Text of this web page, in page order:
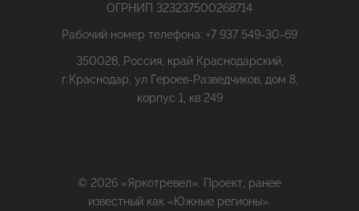
ОГРНИП 323237500268714
Рабочий номер телефона: +7 937 549-30-69
350028, Россия, край Краснодарский,
г.Краснодар, ул Героев-Разведчиков, дом 8,
корпус 1, кв 249
© 2026 «Яркотревел». Проект, ранее
известный как «Южные регионы».